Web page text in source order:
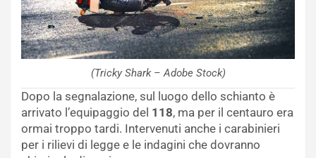
(Tricky Shark – Adobe Stock)
Dopo la segnalazione, sul luogo dello schianto è
arrivato l’equipaggio del 118, ma per il centauro era
ormai troppo tardi. Intervenuti anche i carabinieri
per i rilievi di legge e le indagini che dovranno